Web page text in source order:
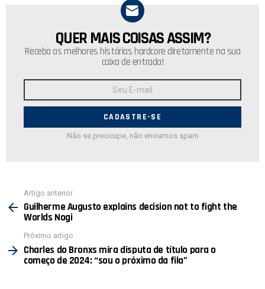
NEWSLETTER
QUER MAIS COISAS ASSIM?
Receba as melhores histórias hardcore diretamente na sua
caixa de entrada!
E-
Não se preocupe, não enviamos spam
mais
Artigo anterior
Guilherme Augusto explains decision not to fight the
Worlds Nogi
Próximo artigo
Charles do Bronxs mira disputa de título para o
começo de 2024: “sou o próximo da fila”